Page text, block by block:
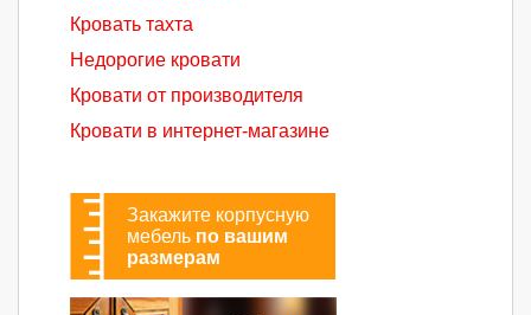
Кровать тахта
Недорогие кровати
Кровати от производителя
Кровати в интернет-магазине
Закажите корпусную
мебель по вашим
размерам